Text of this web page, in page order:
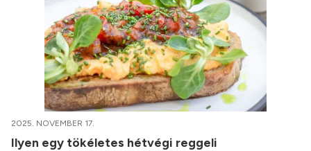
2025. NOVEMBER 17.
Ilyen egy tökéletes hétvégi reggeli